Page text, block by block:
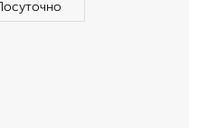
Посуточно